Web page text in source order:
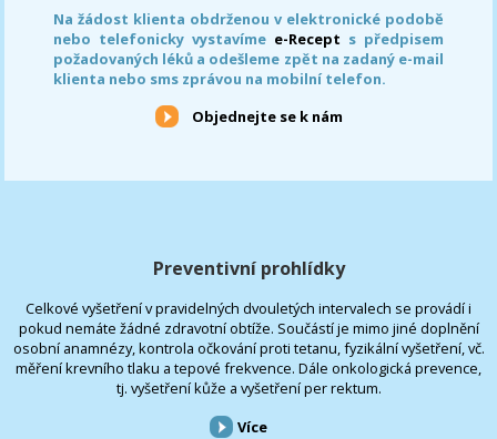
Na žádost klienta obdrženou v elektronické podobě
nebo telefonicky vystavíme e-Recept s předpisem
požadovaných léků a odešleme zpět na zadaný e-mail
klienta nebo sms zprávou na mobilní telefon.
Objednejte se k nám
Preventivní prohlídky
Celkové vyšetření v pravidelných dvouletých intervalech se provádí i
pokud nemáte žádné zdravotní obtíže. Součástí je mimo jiné doplnění
osobní anamnézy, kontrola očkování proti tetanu, fyzikální vyšetření, vč.
měření krevního tlaku a tepové frekvence. Dále onkologická prevence,
tj. vyšetření kůže a vyšetření per rektum.
Více